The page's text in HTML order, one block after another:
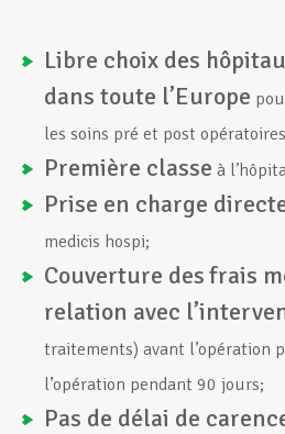
Libre choix des
dans toute l’Europe
les soins pré et post
Première classe à
Prise en charge
medicis hospi;
Couverture desfrais
relation avec
traitements) avant l’opération
l’opération pendant 90 jours;
Pas de délai de